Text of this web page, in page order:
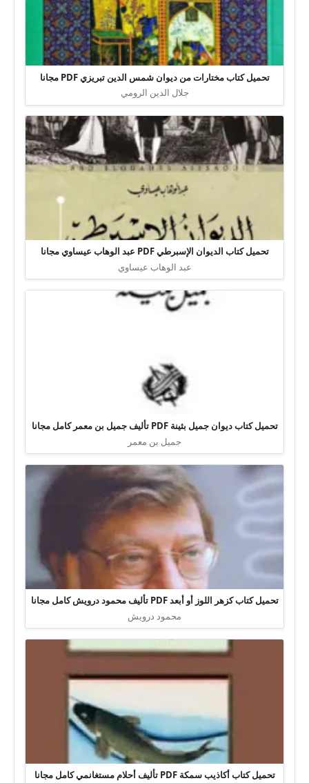
تحميل كتاب مختارات من ديوان شمس الدين تبريزي PDF مجانا
جلال الدين الرومي
تحميل كتاب الديوان الإسبرطي PDF عبد الوهاب عيساوي مجانا
عبد الوهاب عيساوي
تحميل كتاب ديوان جميل بثينة PDF تأليف جميل بن معمر كامل مجانا
جميل بن معمر
تحميل كتاب كزهر اللوز أو أبعد PDF تأليف محمود درويش كامل مجانا
محمود درويش
تحميل كتاب أكاذيب سمكة PDF تأليف أحلام مستغانمي كامل مجانا